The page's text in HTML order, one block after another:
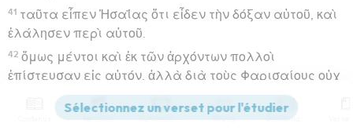
41 ταῦτα εἶπεν Ἠσαΐας ὅτι εἶδεν τὴν δόξαν αὐτοῦ, καὶ
ἐλάλησεν περὶ αὐτοῦ.
42 ὅμως μέντοι καὶ ἐκ τῶν ἀρχόντων πολλοὶ
ἐπίστευσαν εἰς αὐτόν, ἀλλὰ διὰ τοὺς Φαρισαίους οὐχ
ὡμολόγουν ἵνα μὴ ἀποσυνάγωγοι γένωνται,
ἠγάπησαν γὰρ τὴν δόξαν τῶν ἀνθρώπων μᾶλλον
Versions Commentaires Strong